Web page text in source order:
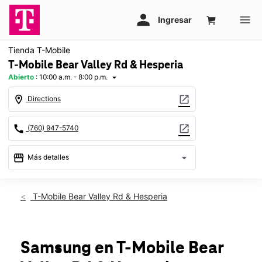
Tienda T-Mobile
T-Mobile Bear Valley Rd & Hesperia
Abierto : 10:00 a.m. - 8:00 p.m. arrow_drop_down
location_on Directions open_in_new
call (760) 947-5740 open_in_new
storefront Más detalles arrow_drop_down
Vie.:10:00 a.m. a 8:00 p.m.
Mar.:10:00 a.m. a 8:00 p.m.
Mié.:10:00 a.m. a 8:00 p.m.
T-Mobile Bear Valley Rd & Hesperia
Samsung en T-Mobile Bear